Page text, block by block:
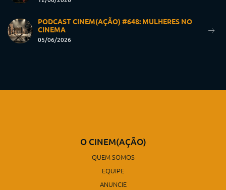
PODCAST CINEM(AÇÃO) #648: MULHERES NO
CINEMA
05/06/2026
O CINEM(AÇÃO)
QUEM SOMOS
EQUIPE
ANUNCIE